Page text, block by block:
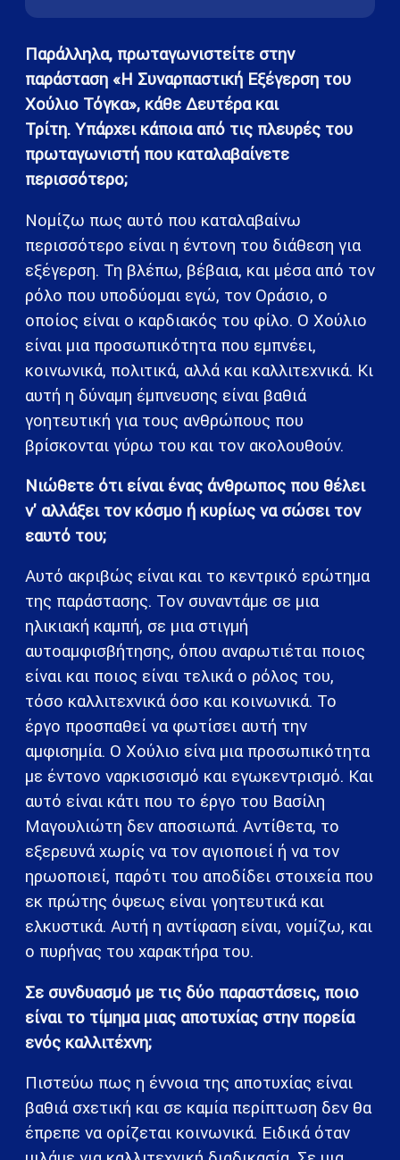
Παράλληλα, πρωταγωνιστείτε στην
παράσταση «Η Συναρπαστική Εξέγερση του
Χούλιο Τόγκα», κάθε Δευτέρα και
Τρίτη. Υπάρχει κάποια από τις πλευρές του
πρωταγωνιστή που καταλαβαίνετε
περισσότερο;
Νομίζω πως αυτό που καταλαβαίνω
περισσότερο είναι η έντονη του διάθεση για
εξέγερση. Τη βλέπω, βέβαια, και μέσα από τον
ρόλο που υποδύομαι εγώ, τον Οράσιο, ο
οποίος είναι ο καρδιακός του φίλο. Ο Χούλιο
είναι μια προσωπικότητα που εμπνέει,
κοινωνικά, πολιτικά, αλλά και καλλιτεχνικά. Κι
αυτή η δύναμη έμπνευσης είναι βαθιά
γοητευτική για τους ανθρώπους που
βρίσκονται γύρω του και τον ακολουθούν.
Νιώθετε ότι είναι ένας άνθρωπος που θέλει
ν' αλλάξει τον κόσμο ή κυρίως να σώσει τον
εαυτό του;
Αυτό ακριβώς είναι και το κεντρικό ερώτημα
της παράστασης. Τον συναντάμε σε μια
ηλικιακή καμπή, σε μια στιγμή
αυτοαμφισβήτησης, όπου αναρωτιέται ποιος
είναι και ποιος είναι τελικά ο ρόλος του,
τόσο καλλιτεχνικά όσο και κοινωνικά. Το
έργο προσπαθεί να φωτίσει αυτή την
αμφισημία. Ο Χούλιο είνα μια προσωπικότητα
με έντονο ναρκισσισμό και εγωκεντρισμό. Και
αυτό είναι κάτι που το έργο του Βασίλη
Μαγουλιώτη δεν αποσιωπά. Αντίθετα, το
εξερευνά χωρίς να τον αγιοποιεί ή να τον
ηρωοποιεί, παρότι του αποδίδει στοιχεία που
εκ πρώτης όψεως είναι γοητευτικά και
ελκυστικά. Αυτή η αντίφαση είναι, νομίζω, και
ο πυρήνας του χαρακτήρα του.
Σε συνδυασμό με τις δύο παραστάσεις, ποιο
είναι το τίμημα μιας αποτυχίας στην πορεία
ενός καλλιτέχνη;
Πιστεύω πως η έννοια της αποτυχίας είναι
βαθιά σχετική και σε καμία περίπτωση δεν θα
έπρεπε να ορίζεται κοινωνικά. Ειδικά όταν